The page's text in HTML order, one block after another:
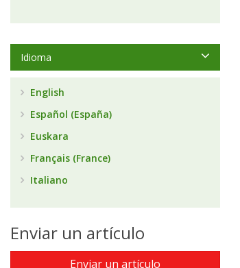
Idioma
English
Español (España)
Euskara
Français (France)
Italiano
Enviar un artículo
Enviar un artículo